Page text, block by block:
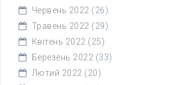
Червень 2022 (26)
Травень 2022 (29)
Квітень 2022 (25)
Березень 2022 (33)
Лютий 2022 (20)